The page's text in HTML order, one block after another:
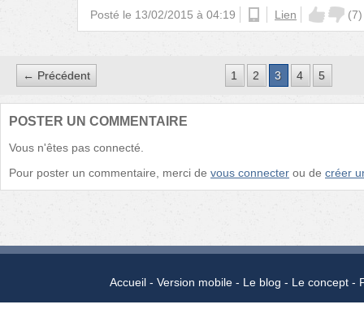
Posté le 13/02/2015 à 04:19 Lien (7)
← Précédent 1 2 3 4 5
POSTER UN COMMENTAIRE
Vous n'êtes pas connecté.
Pour poster un commentaire, merci de vous connecter ou de créer
Accueil Version mobile Le blog Le concept